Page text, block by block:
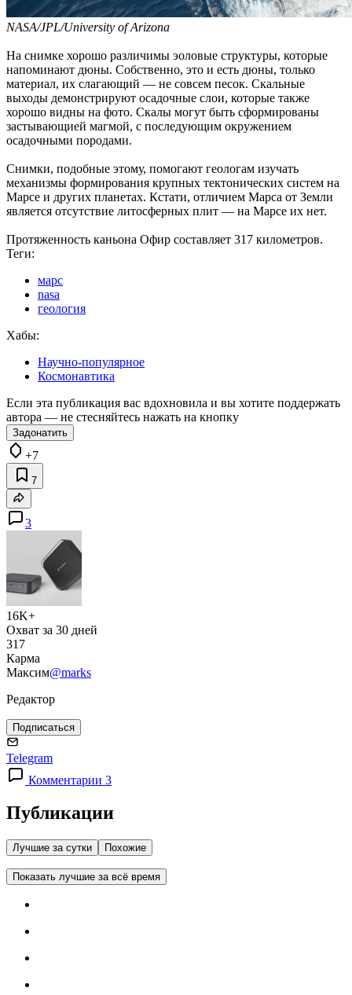
NASA/JPL/University of Arizona
На снимке хорошо различимы эоловые структуры, которые
напоминают дюны. Собственно, это и есть дюны, только
материал, их слагающий — не совсем песок. Скальные
выходы демонстрируют осадочные слои, которые также
хорошо видны на фото. Скалы могут быть сформированы
застывающией магмой, с последующим окружением
осадочными породами.
Снимки, подобные этому, помогают геологам изучать
механизмы формирования крупных тектонических систем на
Марсе и других планетах. Кстати, отличием Марса от Земли
является отсутствие литосферных плит — на Марсе их нет.
Протяженность каньона Офир составляет 317 километров.
Теги:
марс
nasa
геология
Хабы:
Научно-популярное
Космонавтика
Если эта публикация вас вдохновила и вы хотите поддержать
автора — не стесняйтесь нажать на кнопку
Задонатить
+7
7
3
16K+
Охват за 30 дней
317
Карма
Максим@marks
Редактор
Подписаться
Telegram
Комментарии 3
Публикации
Лучшие за сутки Похожие
Показать лучшие за всё время